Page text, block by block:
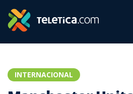
INTERNACIONAL